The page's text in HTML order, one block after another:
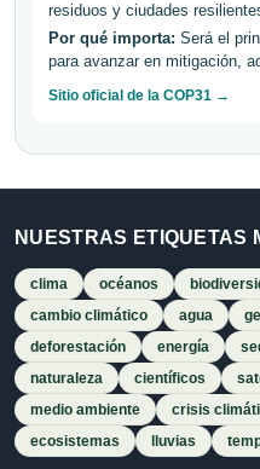
residuos y ciudades
Por qué importa: Será el
para avanzar en mitigación,
Sitio oficial de la COP31 →
NUESTRAS ETIQUETAS
clima océanos
cambio climático
agua
deforestación
energía
naturaleza
científicos
medio ambiente
crisis
ecosistemas
lluvias